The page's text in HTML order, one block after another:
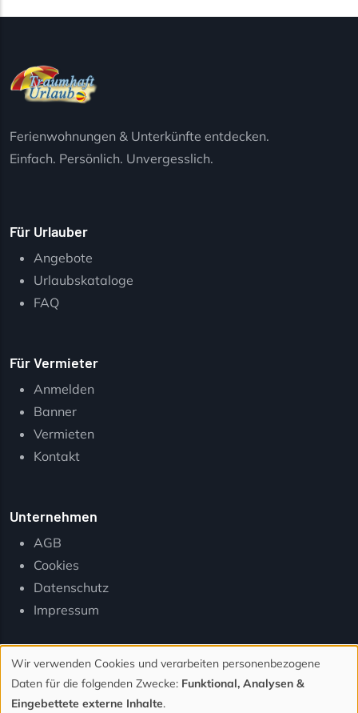
Ferienwohnungen & Unterkünfte entdecken.
Einfach. Persönlich. Unvergesslich.
Für Urlauber
Angebote
Urlaubskataloge
FAQ
Für Vermieter
Anmelden
Banner
Vermieten
Kontakt
Unternehmen
AGB
Cookies
Datenschutz
Impressum
Verwendung
von
Wir verwenden Cookies und verarbeiten personenbezogene
Daten für die folgenden Zwecke: Funktional, Analysen &
Eingebettete externe Inhalte.